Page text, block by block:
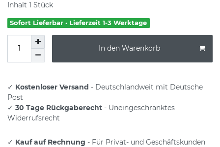
Inhalt 1 Stück
Sofort Lieferbar · Lieferzeit 1-3 Werktage
In den Warenkorb
✓ Kostenloser Versand - Deutschlandweit mit Deutsche
Post
✓ 30 Tage Rückgaberecht - Uneingeschränktes
Widerrufsrecht
✓ Kauf auf Rechnung - Für Privat- und Geschäftskunden